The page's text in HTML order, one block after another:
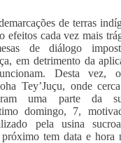
de terras
efeitos cada vez mais
de diálogo
em detrimento da
Desta vez,
Tey’Juçu, onde
uma parte da
domingo, 7,
pela usina
tem data e hora